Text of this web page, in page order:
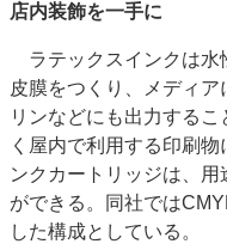
店内装飾を一手に
ラテックスインクは水
皮膜をつくり、メディ
リンなどにも出力する
く屋内で利用する印刷
ンクカートリッジは、
ができる。同社では
した構成としている。